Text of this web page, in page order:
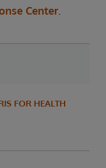
Center
FOR HEALTH